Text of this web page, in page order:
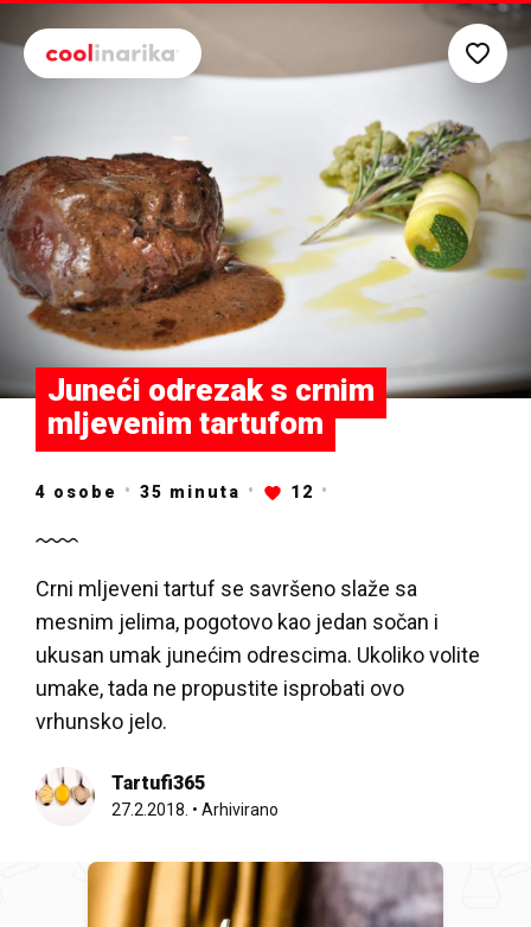
Juneći odrezak s crnim
mljevenim tartufom
4 osobe 35 minuta 12
Crni mljeveni tartuf se savršeno slaže sa
mesnim jelima, pogotovo kao jedan sočan i
ukusan umak junećim odrescima. Ukoliko volite
umake, tada ne propustite isprobati ovo
vrhunsko jelo.
Tartufi365
27.2.2018. • Arhivirano